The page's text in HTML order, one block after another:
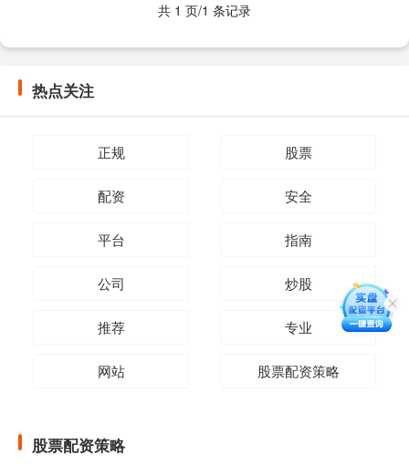
共 1 页/1 条记录
热点关注
正规 股票
配资 安全
平台 指南
公司 炒股
推荐 专业
网站 股票配资策略
股票配资策略